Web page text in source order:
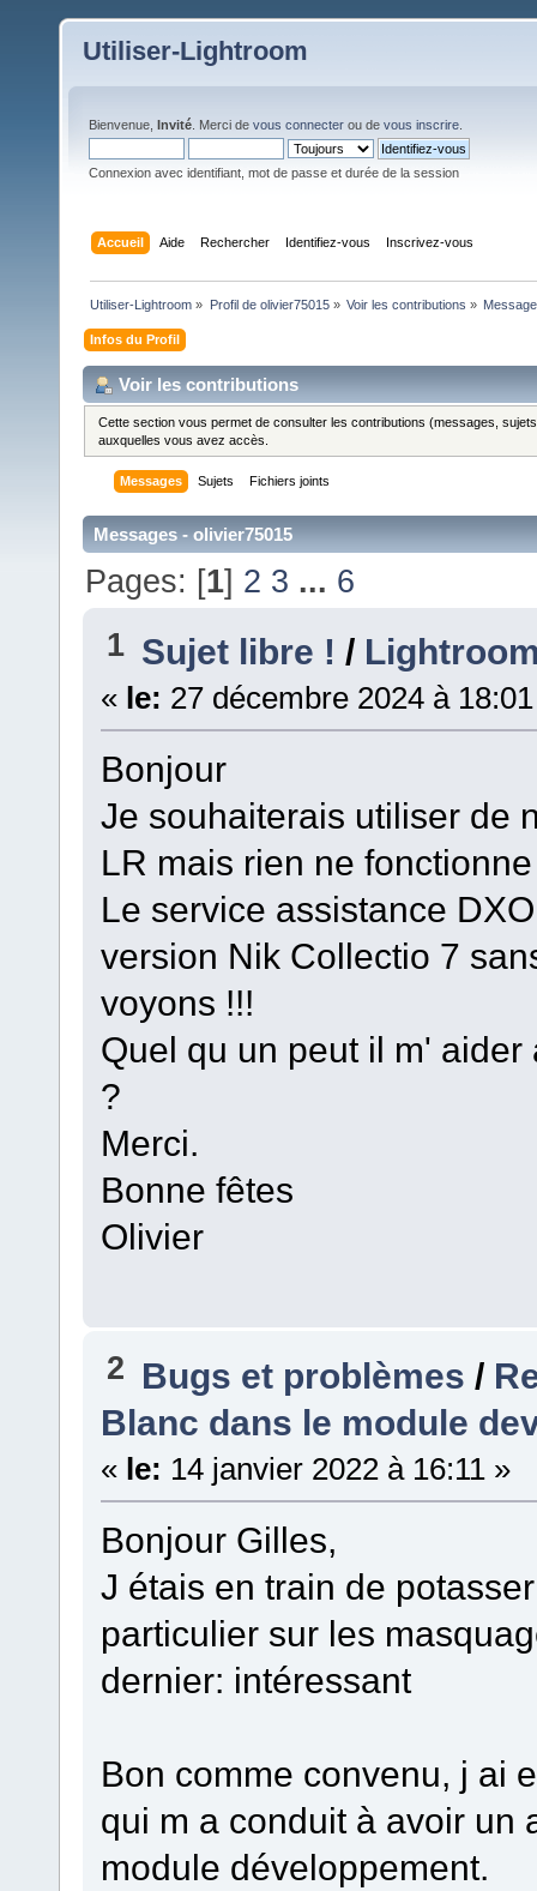
Utiliser-Lightroom
Bienvenue, Invité . Merci de vous connecter ou de vous inscrire
Connexion avec identifiant, mot de passe et durée de la session
Accueil Aide Rechercher Identifiez-vous Inscrivez-vous
Utiliser-Lightroom » Profil de olivier75015» Voir les contributions »
Infos du Profil
Voir les contributions
Cette section vous permet de consulter les contributions (messages,
auxquelles vous avez accès.
Messages Sujets Fichiers joints
Messages - olivier75015
Pages: [1] 2 3 ... 6
1 Sujet libre ! /
« le: 27 décembre 2024 à
Bonjour
Je souhaiterais utiliser de
LR mais rien ne
Le service assistance
version Nik Collectio 7
voyons !!!
Quel qu un peut il m'
?
Merci.
Bonne fêtes
Olivier
2 Bugs et problèmes /
Blanc dans le module
« le: 14 janvier 2022 à 16:11 »
Bonjour Gilles,
J étais en train de
particulier sur les
dernier: intéressant
Bon comme convenu, j ai
qui m a conduit à avoir un
module développement.